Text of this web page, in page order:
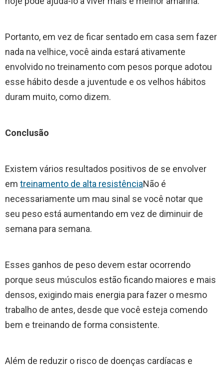
Portanto, em vez de ficar sentado em casa sem fazer
nada na velhice, você ainda estará ativamente
envolvido no treinamento com pesos porque adotou
esse hábito desde a juventude e os velhos hábitos
duram muito, como dizem.
Conclusão
Existem vários resultados positivos de se envolver
em treinamento de alta resistênciaNão é
necessariamente um mau sinal se você notar que
seu peso está aumentando em vez de diminuir de
semana para semana.
Esses ganhos de peso devem estar ocorrendo
porque seus músculos estão ficando maiores e mais
densos, exigindo mais energia para fazer o mesmo
trabalho de antes, desde que você esteja comendo
bem e treinando de forma consistente.
Além de reduzir o risco de doenças cardíacas e